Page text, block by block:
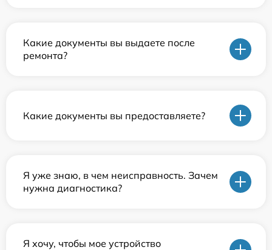
Какие документы вы выдаете после
ремонта?
Какие документы вы предоставляете?
Я уже знаю, в чем неисправность. Зачем
нужна диагностика?
Я хочу, чтобы мое устройство